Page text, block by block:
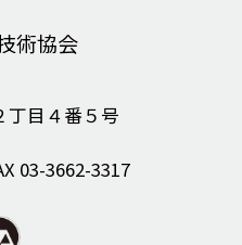
術協会
丁目４番５号
03-3662-3317